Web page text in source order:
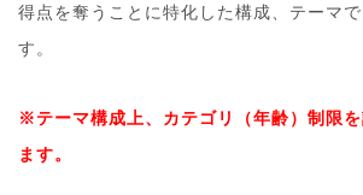
得点を奪うことに特化した構成、テーマ
す。
※テーマ構成上、カテゴリ（年齢）制限
ます。